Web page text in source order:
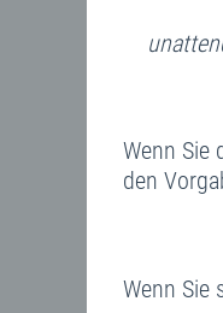
Wenn Sie
den
Wenn Sie